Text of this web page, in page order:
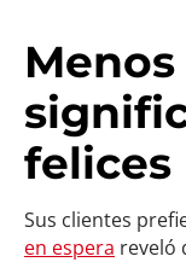
felices
Sus clientes
en espera reveló